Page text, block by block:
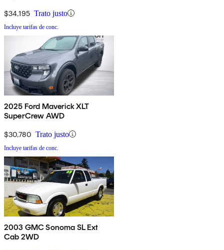
$34,195 Trato justo
Incluye tarifas de conc.
2025 Ford Maverick XLT
SuperCrew AWD
$30,780 Trato justo
Incluye tarifas de conc.
2003 GMC Sonoma SL Ext
Cab 2WD